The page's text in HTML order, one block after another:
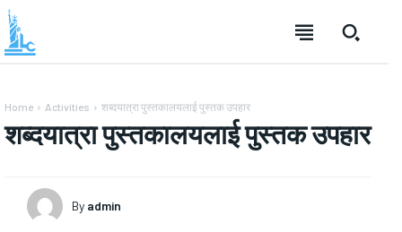
Home Activities शब्दयात्रा पुस्तकालयलाई पुस्तक उपहार
शब्दयात्रा पुस्तकालयलाई पुस्तक उपहार
By admin